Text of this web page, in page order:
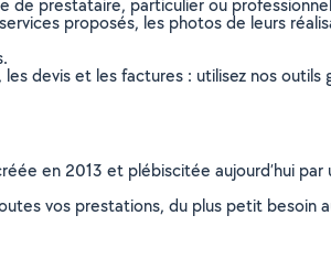
de prestataire, particulier ou
proposés, les photos de leurs
devis et les factures : utilisez nos
en 2013 et plébiscitée aujourd’hui
vos prestations, du plus petit besoin